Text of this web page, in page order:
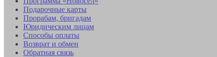
Подарочные карты
Прорабам, бригадам
Юридическим лицам
Способы оплаты
Возврат и обмен
Обратная связь